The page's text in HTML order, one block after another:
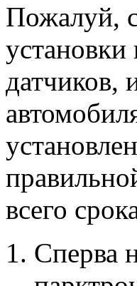
Пожалуй,
датчиков,
всего
Сперва